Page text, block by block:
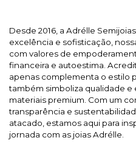
Desde 2016, a Adrélle
excelência e sofisticação,
com valores de
financeira e autoestima.
apenas complementa o estilo
também simboliza qualidade e
materiais premium. Com um
transparência e
atacado, estamos aqui para
jornada com as joias Adrélle.